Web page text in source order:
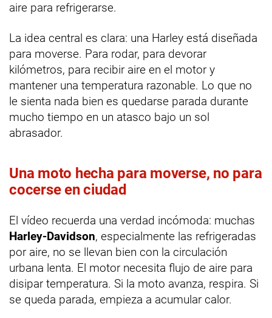
aire para refrigerarse.
La idea central es clara: una Harley está diseñada
para moverse. Para rodar, para devorar
kilómetros, para recibir aire en el motor y
mantener una temperatura razonable. Lo que no
le sienta nada bien es quedarse parada durante
mucho tiempo en un atasco bajo un sol
abrasador.
Una moto hecha para moverse, no para
cocerse en ciudad
El vídeo recuerda una verdad incómoda: muchas
Harley-Davidson, especialmente las refrigeradas
por aire, no se llevan bien con la circulación
urbana lenta. El motor necesita flujo de aire para
disipar temperatura. Si la moto avanza, respira. Si
se queda parada, empieza a acumular calor.